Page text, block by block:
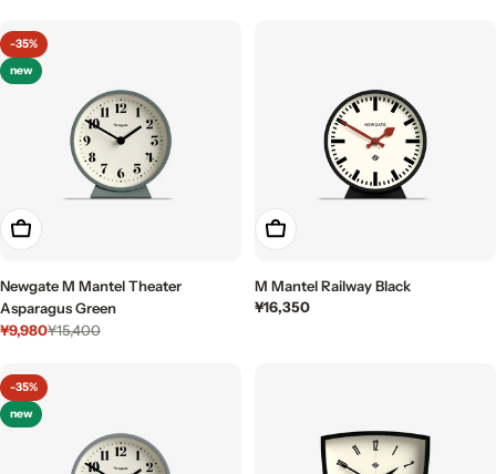
ル
価
格
価
格-35%
new
カートに入れる
Newgate M Mantel Theater
Asparagus Green
セ
ル
価
格
¥9,980
通
価
格
¥15,400
カートに入れる
M Mantel Railway Black
通
¥16,350
-35%
new